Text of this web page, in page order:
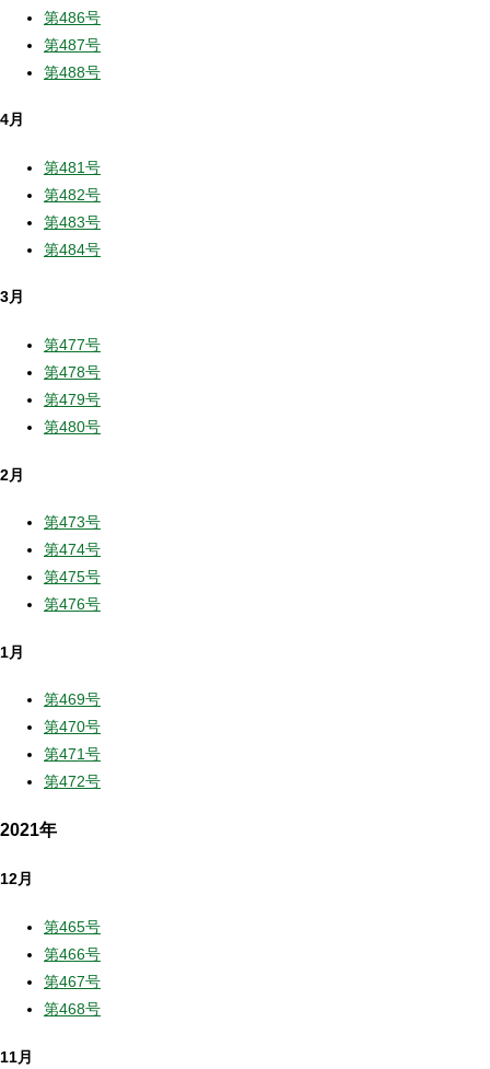
第486号
第487号
第488号
4月
第481号
第482号
第483号
第484号
3月
第477号
第478号
第479号
第480号
2月
第473号
第474号
第475号
第476号
1月
第469号
第470号
第471号
第472号
2021年
12月
第465号
第466号
第467号
第468号
11月